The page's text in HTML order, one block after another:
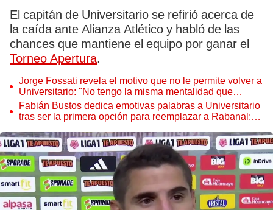
El capitán de Universitario se refirió acerca de
la caída ante Alianza Atlético y habló de las
chances que mantiene el equipo por ganar el
Torneo Apertura.
Jorge Fossati revela el motivo que no le permite volver a
Universitario: "No tengo la misma mentalidad que
algunas personas del club"
Fabián Bustos dedica emotivas palabras a Universitario
tras ser la primera opción para reemplazar a Rabanal: